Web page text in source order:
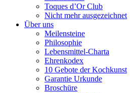
Toques d’Or Club
Nicht mehr ausgezeichnet
Über uns
Meilensteine
Philosophie
Lebensmittel-Charta
Ehrenkodex
10 Gebote der Kochkunst
Garantie Urkunde
Broschüre